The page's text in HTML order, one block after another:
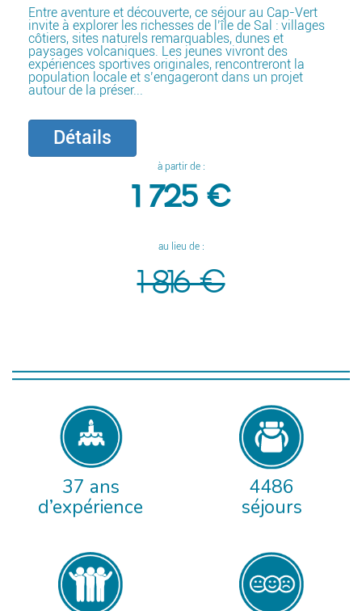
Entre aventure et découverte, ce séjour au Cap-Vert
invite à explorer les richesses de l’île de Sal : villages
côtiers, sites naturels remarquables, dunes et
paysages volcaniques. Les jeunes vivront des
expériences sportives originales, rencontreront la
population locale et s’engageront dans un projet
autour de la préser...
Détails
à partir de :
1 725 €
au lieu de :
1 816 €
37 ans
d’expérience
4486
séjours